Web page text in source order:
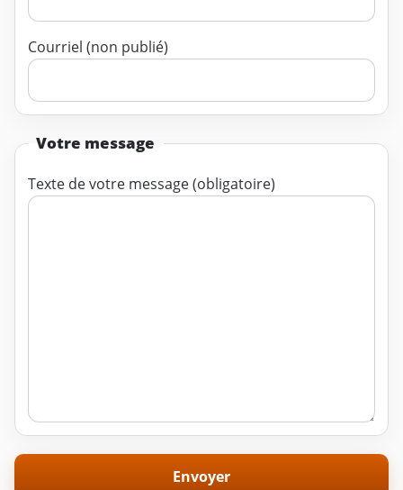
Courriel (non publié)
Votre message
Texte de votre message (obligatoire)